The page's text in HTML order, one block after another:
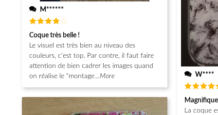
M******
Note
sur 5
Coque très belle !
Le visuel est très bien au niveau des
couleurs, c'est top. Par contre, il faut faire
attention de bien cadrer les images quand
on réalise le "montage...More W****
Note5
sur 5
Magnifique
La coque